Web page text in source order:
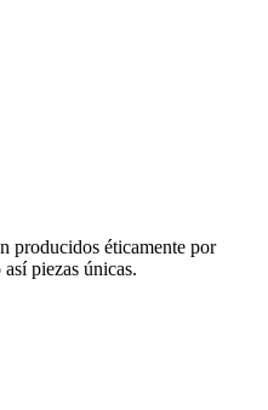
producidos éticamente por
piezas únicas.